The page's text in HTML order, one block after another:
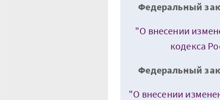
Федеральный
"О внесении
кодекса
Федеральный
"О внесении